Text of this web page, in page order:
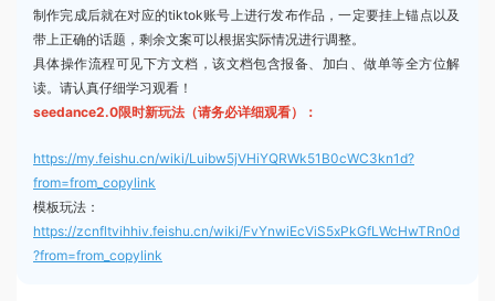
制作完成后就在对应的tiktok账号上进行发布作品，一定要挂上锚点以及
带上正确的话题，剩余文案可以根据实际情况进行调整。
具体操作流程可见下方文档，该文档包含报备、加白、做单等全方位解
读。请认真仔细学习观看！
seedance2.0限时新玩法（请务必详细观看）：
https://my.feishu.cn/wiki/Luibw5jVHiYQRWk51B0cWC3kn1d?
from=from_copylink
模板玩法：
https://zcnfltvihhiv.feishu.cn/wiki/FvYnwiEcViS5xPkGfLWcHwTRn0d
?from=from_copylink